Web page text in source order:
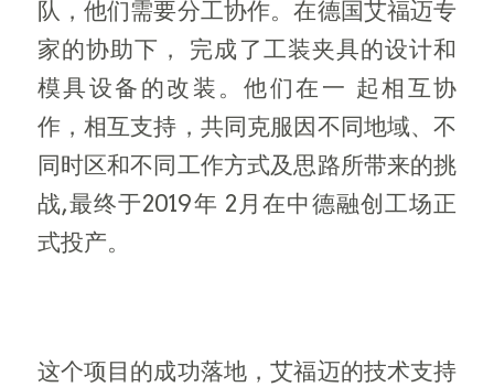
队，他们需要分工协作。在德国艾福迈专
家的协助下， 完成了工装夹具的设计和
模具设备的改装。他们在一 起相互协
作，相互支持，共同克服因不同地域、不
同时区和不同工作方式及思路所带来的挑
战,最终于2019年 2月在中德融创工场正
式投产。
这个项目的成功落地，艾福迈的技术支持